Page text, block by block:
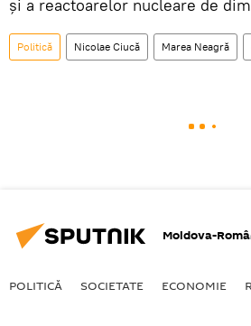
şi a reactoarelor nucleare de
Politică Nicolae Ciucă Marea Neagră
Moldova-
POLITICĂ SOCIETATE ECONOMIE